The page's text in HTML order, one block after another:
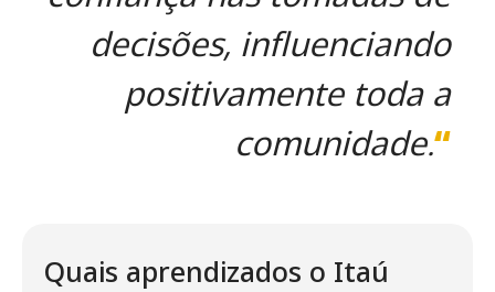
decisões, influenciando
positivamente toda a
comunidade.“
Quais aprendizados o Itaú